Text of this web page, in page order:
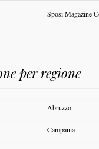
Sposi Magazine
per regione
Abruzzo
Campania